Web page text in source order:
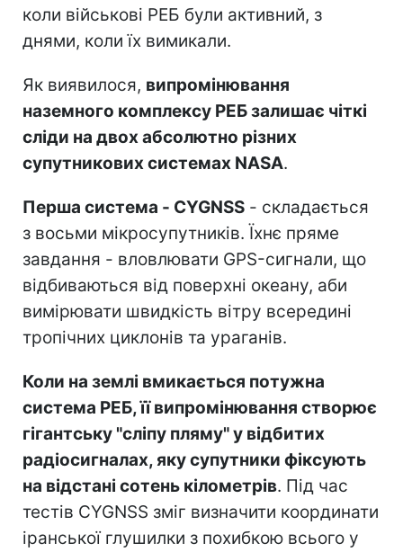
коли військові РЕБ були активний, з
днями, коли їх вимикали.
Як виявилося, випромінювання
наземного комплексу РЕБ залишає чіткі
сліди на двох абсолютно різних
супутникових системах NASA.
Перша система - CYGNSS - складається
з восьми мікросупутників. Їхнє пряме
завдання - вловлювати GPS-сигнали, що
відбиваються від поверхні океану, аби
вимірювати швидкість вітру всередині
тропічних циклонів та ураганів.
Коли на землі вмикається потужна
система РЕБ, її випромінювання створює
гігантську "сліпу пляму" у відбитих
радіосигналах, яку супутники фіксують
на відстані сотень кілометрів. Під час
тестів CYGNSS зміг визначити координати
іранської глушилки з похибкою всього у